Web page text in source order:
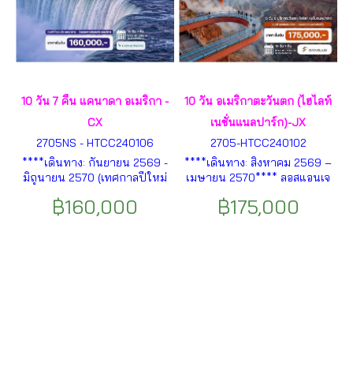
10 วัน 7 คืน แคนาดา อเมริกา -
CX
2705NS - HTCC240106
****เดินทาง: กันยายน 2569 -
มิถุนายน 2570 (เทศกาลปีใหม่
รอนโต - น้ำตกไนแองการา –
฿160,000
10 วัน อเมริกาตะวันตก (ไฮไลท์
เนชั่นแนลปาร์ก)-JX
2705-HTCC240102
****เดินทาง: สิงหาคม 2569 –
เมษายน 2570**** ลอสแอนเจ
ช้อปปิ้งบาร์สโตว์เอาท์เล็ท – ลา
฿175,000